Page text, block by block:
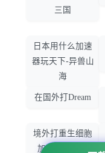
三国
日本用什么加速
器玩天下-异兽山
海
在国外打Dream
境外打重生细胞
加速器哪个好